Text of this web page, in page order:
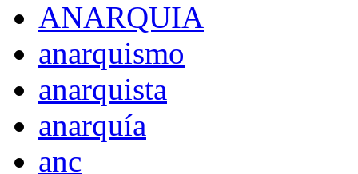
ANARQUIA
anarquismo
anarquista
anarquía
anc